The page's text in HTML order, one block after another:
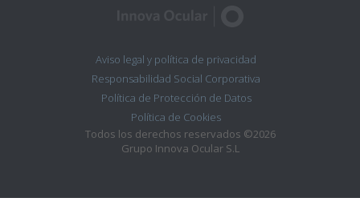
Aviso legal y política de privacidad
Responsabilidad Social Corporativa
Política de Protección de Datos
Política de Cookies
Todos los derechos reservados ©2026
Grupo Innova Ocular S.L